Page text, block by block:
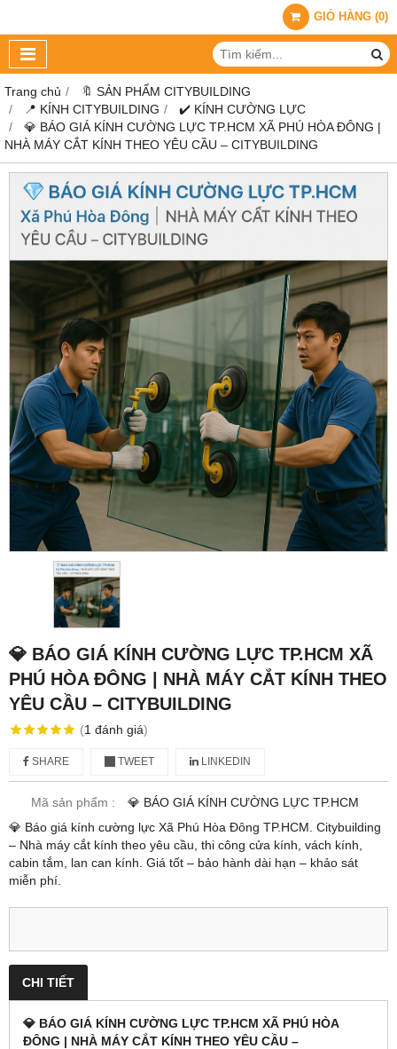
GIỎ HÀNG (0)
Trang chủ
🔖 SẢN PHẨM CITYBUILDING
📍 KÍNH CITYBUILDING
✔️ KÍNH CƯỜNG LỰC
💎 BÁO GIÁ KÍNH CƯỜNG LỰC TP.HCM XÃ PHÚ HÒA ĐÔNG |
NHÀ MÁY CẮT KÍNH THEO YÊU CẦU – CITYBUILDING
💎 BÁO GIÁ KÍNH CƯỜNG LỰC TP.HCM XÃ
PHÚ HÒA ĐÔNG | NHÀ MÁY CẮT KÍNH THEO
YÊU CẦU – CITYBUILDING
(1 đánh giá)
SHARE TWEET LINKEDIN
Mã sản phẩm :
💎 BÁO GIÁ KÍNH CƯỜNG LỰC TP.HCM
💎 Báo giá kính cường lực Xã Phú Hòa Đông TP.HCM. Citybuilding
– Nhà máy cắt kính theo yêu cầu, thi công cửa kính, vách kính,
cabin tắm, lan can kính. Giá tốt – bảo hành dài hạn – khảo sát
miễn phí.
CHI TIẾT
💎 BÁO GIÁ KÍNH CƯỜNG LỰC TP.HCM XÃ PHÚ HÒA
ĐÔNG | NHÀ MÁY CẮT KÍNH THEO YÊU CẦU –